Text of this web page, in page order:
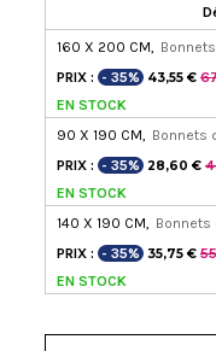
160 X 200 CM,
PRIX : - 35% 43,55 €
EN STOCK
90 X 190 CM, Bonnets
PRIX : - 35% 28,60 €
EN STOCK
140 X 190 CM, Bonnets
PRIX : - 35% 35,75 €
EN STOCK